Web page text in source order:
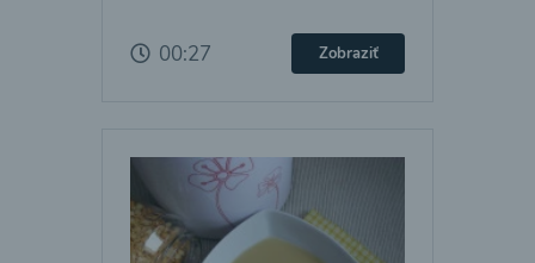
00:27 Zobraziť